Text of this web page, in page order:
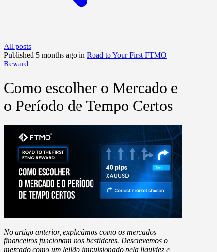
All posts
Published 5 months ago in Road to Your First FTMO
Reward
Como escolher o Mercado e
o Período de Tempo Certos
No artigo anterior, explicámos como os mercados
financeiros funcionam nos bastidores. Descrevemos o
mercado como um leilão impulsionado pela liquidez e